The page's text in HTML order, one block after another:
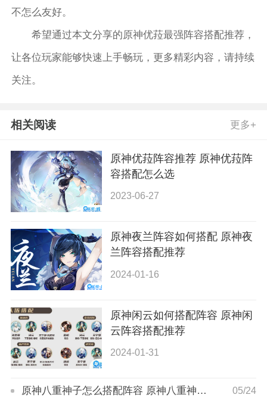
不怎么友好。
希望通过本文分享的原神优菈最强阵容搭配推荐，
让各位玩家能够快速上手畅玩，更多精彩内容，请持续
关注。
相关阅读 更多+
原神优菈阵容推荐 原神优菈阵
容搭配怎么选
2023-06-27
原神夜兰阵容如何搭配 原神夜
兰阵容搭配推荐
2024-01-16
原神闲云如何搭配阵容 原神闲
云阵容搭配推荐
2024-01-31
原神八重神子怎么搭配阵容 原神八重神子阵容搭配推荐 05/24